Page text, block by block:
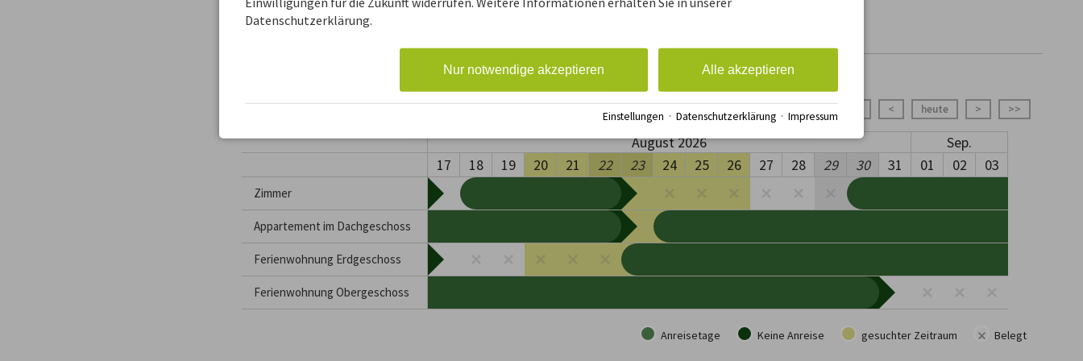
< heute > >>
August 2026
Sep.
17
18 19 20 21 22 23 24 25 26 27 28 29 30 31 01 02 03
Zimmer
Appartement im Dachgeschoss
Ferienwohnung Erdgeschoss
Ferienwohnung Obergeschoss
Anreisetage Keine Anreise gesuchter Zeitraum × Belegt
Datenschutzerklärung.
Alle akzeptieren
Nur notwendige akzeptieren
Einstellungen · Datenschutzerklärung · Impressum